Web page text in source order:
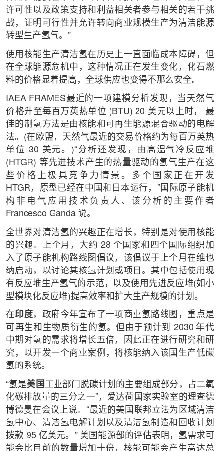
许可性以及政策支持和利益相关者参与相关的若干挑
战，证明可行性并允许转向商业规模生产为清洁能源
转型生产氢气。”
使用核能生产清洁氢在历史上一直面临成本障碍，但
在全球能源危机中，这种情况正在发生变化，化石燃
料的价格显着提高，全球供应也变得不那么安全。
IAEA FRAMES最近的一项建模分析发现，当天然气
价格升至每百万英热单位 (BTU) 20 美元以上时， 最
佳的制氢方法是由核能和可再生能源混合驱动的电解
法。(在欧盟，天然气最近的交易价格约为每百万英热
单位 30 美元。)“分析还发现，由高温气冷反应堆
(HTGR) 等先进技术产生的热量驱动的氢气生产在这
些价格上极具竞争力情景。多个国家正在开发
HTGR，原型已经在中国和日本运行，”国际原子能机
构非电气应用技术负责人、该分析的主要作者
Francesco Ganda 说。
全世界对清洁氢的兴趣正在增长，特别是对使用核能
的兴趣。上个月，大约 28 个国家和四个国际组织加
入了原子能机构路线图倡议，该倡议于上个月在维也
纳启动，以讨论其核氢计划或项目。其中包括使用现
有反应堆生产氢气的示范，以及使用先进反应堆(如小
型模块化反应堆)提高效率和扩大生产规模的计划。
在印度，政府今年宣布了一项商业氢路线图，重点是
可再生和生物质衍生的氢。但由于预计到 2030 年代
中期对氢的需求将增长五倍，因此正在进行研究和研
究，以开发一个商业案例，将核能纳入该国生产低碳
氢的系统。
“氢是美国 工业部门脱碳计划的主要组成部分，占二氧
化碳排放量的三分之一”，爱达荷国家实验室的理查德
博德曼在会议上说。“最近的美国联邦立法为区域清洁
氢中心、清洁氢电解计划以及清洁氢制造和回收计划
拨款 95 亿美元。” 美国能源部的评估表明，氢需求可
能会比目前的数量增加十倍，核能可能会产生高达总